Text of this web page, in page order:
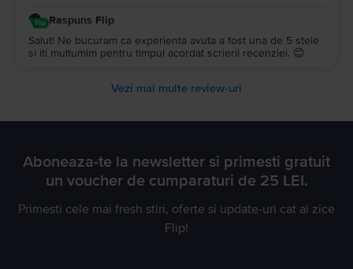
Raspuns Flip
Salut! Ne bucuram ca experienta avuta a fost una de 5 stele
si iti multumim pentru timpul acordat scrierii recenziei. 😊
Vezi mai multe review-uri
Aboneaza-te la newsletter si primesti gratuit
un voucher de cumparaturi de 25 LEI.
Primesti cele mai fresh stiri, oferte si update-uri cat ai zice
Flip!